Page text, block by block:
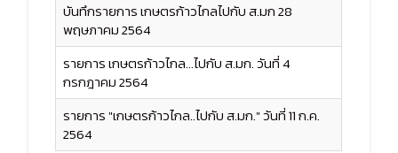
บันทึกรายการ เกษตรก้าวไกลไปกับ ส.มก 28
พฤษภาคม 2564
รายการ เกษตรก้าวไกล...ไปกับ ส.มก. วันที่ 4
กรกฎาคม 2564
รายการ "เกษตรก้าวไกล..ไปกับ ส.มก." วันที่ 11 ก.ค.
2564